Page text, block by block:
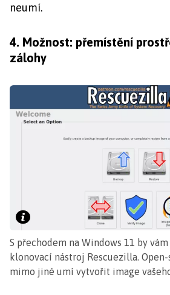
neumí.
4. Možnost: přemístění
zálohy
S přechodem na Windows 11 by
klonovací nástroj Rescuezilla.
mimo jiné umí vytvořit image